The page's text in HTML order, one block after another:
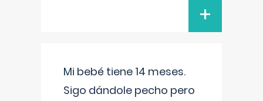
+
Mi bebé tiene 14 meses.
Sigo dándole pecho pero